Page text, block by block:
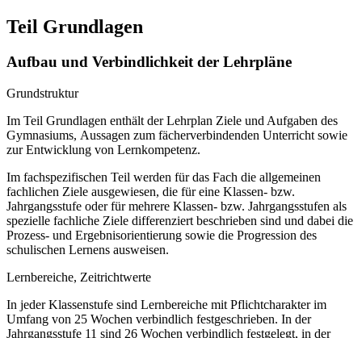
Teil Grundlagen
Aufbau und Verbindlichkeit der Lehrpläne
Grundstruktur
Im Teil Grundlagen enthält der Lehrplan Ziele und Aufgaben des
Gymnasiums, Aussagen zum fächerverbindenden Unterricht sowie
zur Entwicklung von Lernkompetenz.
Im fachspezifischen Teil werden für das Fach die allgemeinen
fachlichen Ziele ausgewiesen, die für eine Klassen- bzw.
Jahrgangsstufe oder für mehrere Klassen- bzw. Jahrgangsstufen als
spezielle fachliche Ziele differenziert beschrieben sind und dabei die
Prozess- und Ergebnisorientierung sowie die Progression des
schulischen Lernens ausweisen.
Lernbereiche, Zeitrichtwerte
In jeder Klassenstufe sind Lernbereiche mit Pflichtcharakter im
Umfang von 25 Wochen verbindlich festgeschrieben. In der
Jahrgangsstufe 11 sind 26 Wochen verbindlich festgelegt, in der